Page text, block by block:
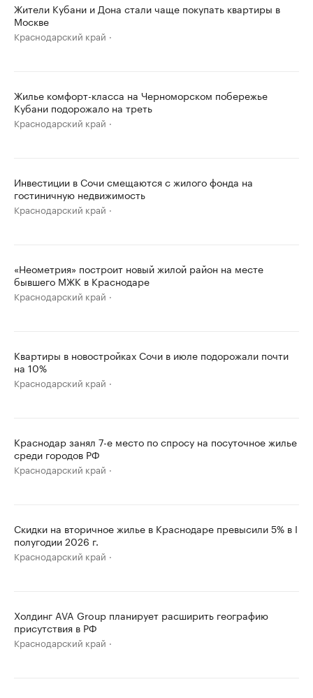
Жители Кубани и Дона стали чаще покупать квартиры в
Москве
Краснодарский край
Жилье комфорт-класса на Черноморском побережье
Кубани подорожало на треть
Краснодарский край
Инвестиции в Сочи смещаются с жилого фонда на
гостиничную недвижимость
Краснодарский край
«Неометрия» построит новый жилой район на месте
бывшего МЖК в Краснодаре
Краснодарский край
Квартиры в новостройках Сочи в июле подорожали почти
на 10%
Краснодарский край
Краснодар занял 7-е место по спросу на посуточное жилье
среди городов РФ
Краснодарский край
Скидки на вторичное жилье в Краснодаре превысили 5% в I
полугодии 2026 г.
Краснодарский край
Холдинг AVA Group планирует расширить географию
присутствия в РФ
Краснодарский край